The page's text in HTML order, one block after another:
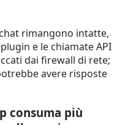
rimangono intatte,
e le chiamate API
dai firewall di rete;
avere risposte
consuma più